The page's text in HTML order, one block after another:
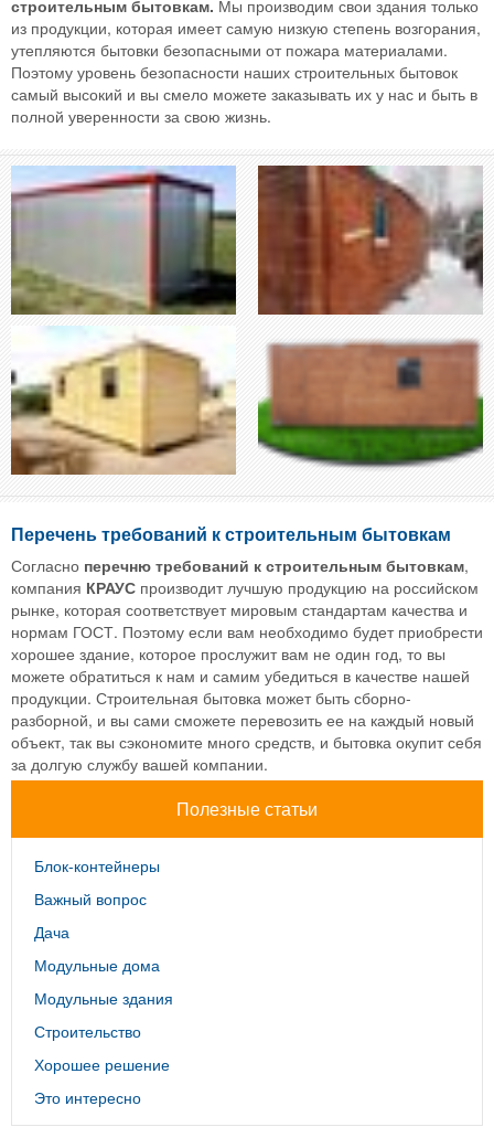
строительным бытовкам. Мы производим свои здания только
из продукции, которая имеет самую низкую степень возгорания,
утепляются бытовки безопасными от пожара материалами.
Поэтому уровень безопасности наших строительных бытовок
самый высокий и вы смело можете заказывать их у нас и быть в
полной уверенности за свою жизнь.
Перечень требований к строительным бытовкам
Согласно перечню требований к строительным бытовкам,
компания КРАУС производит лучшую продукцию на российском
рынке, которая соответствует мировым стандартам качества и
нормам ГОСТ. Поэтому если вам необходимо будет приобрести
хорошее здание, которое прослужит вам не один год, то вы
можете обратиться к нам и самим убедиться в качестве нашей
продукции. Строительная бытовка может быть сборно-
разборной, и вы сами сможете перевозить ее на каждый новый
объект, так вы сэкономите много средств, и бытовка окупит себя
за долгую службу вашей компании.
Полезные статьи
Блок-контейнеры
Важный вопрос
Дача
Модульные дома
Модульные здания
Строительство
Хорошее решение
Это интересно